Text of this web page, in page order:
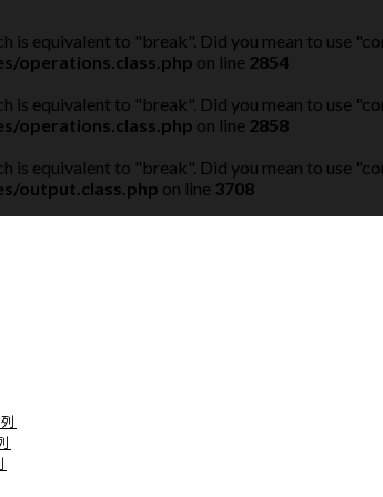
is equivalent to "break". Did you mean to use
operations.class.php on line 2854
is equivalent to "break". Did you mean to use
operations.class.php on line 2858
is equivalent to "break". Did you mean to use
output.class.php on line 3708